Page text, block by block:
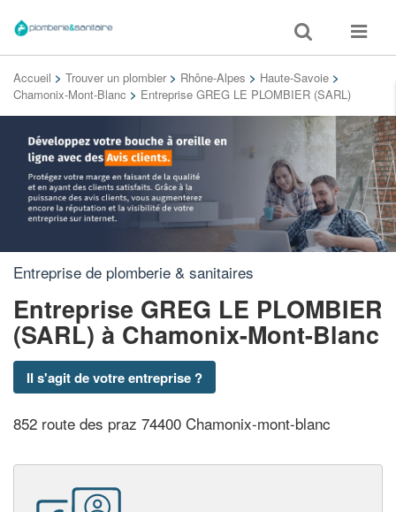
Toggle
search
Toggle
Accueil > Trouver un plombier > Rhône-Alpes > Haute-Savoie >
Chamonix-Mont-Blanc > Entreprise GREG LE PLOMBIER (SARL)
Entreprise de plomberie & sanitaires
Entreprise GREG LE PLOMBIER
(SARL) à Chamonix-Mont-Blanc
Il s'agit de votre entreprise ?
852 route des praz 74400 Chamonix-mont-blanc